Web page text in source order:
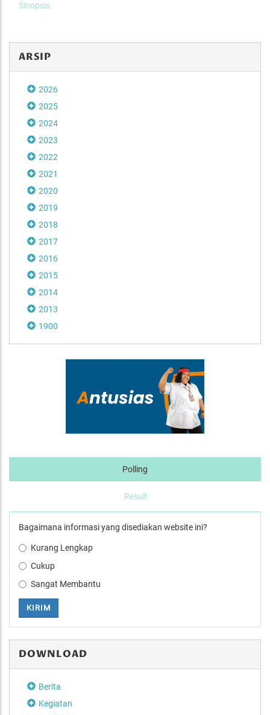
Sinopsis
ARSIP
2026
2025
2024
2023
2022
2021
2020
2019
2018
2017
2016
2015
2014
2013
1900
Polling
Result
Bagaimana informasi yang disediakan website ini?
Kurang Lengkap
Cukup
Sangat Membantu
KIRIM
DOWNLOAD
Berita
Kegiatan